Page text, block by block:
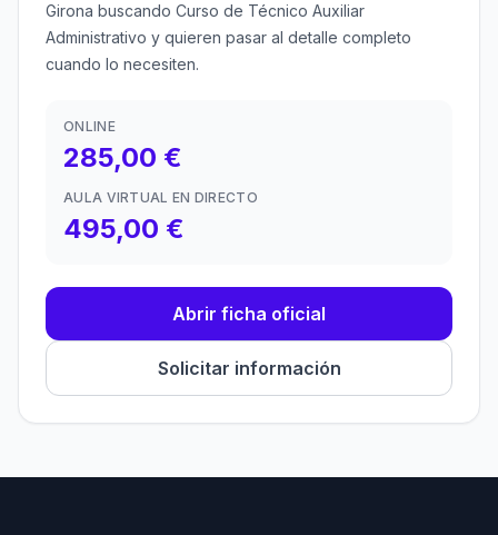
Girona buscando Curso de Técnico Auxiliar
Administrativo y quieren pasar al detalle completo
cuando lo necesiten.
ONLINE
285,00 €
AULA VIRTUAL EN DIRECTO
495,00 €
Abrir ficha oficial
Solicitar información